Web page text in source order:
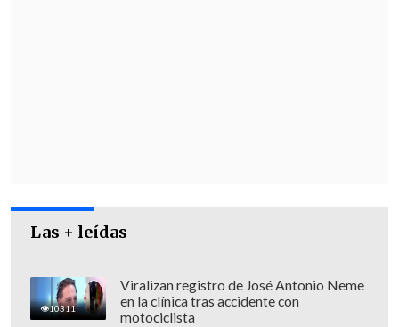
Las + leídas
10311
Viralizan registro de José Antonio Neme
en la clínica tras accidente con
motociclista